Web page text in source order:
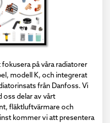
på våra radiatorer
modell K, och integrerat
från Danfoss. Vi
oss delar av vårt
fläktluftvärmare och
kommer vi att presentera